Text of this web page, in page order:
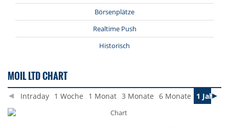
Börsenplätze
Realtime Push
Historisch
MOIL LTD CHART
Intraday 1 Woche 1 Monat 3 Monate 6 Monate 1 Jahr